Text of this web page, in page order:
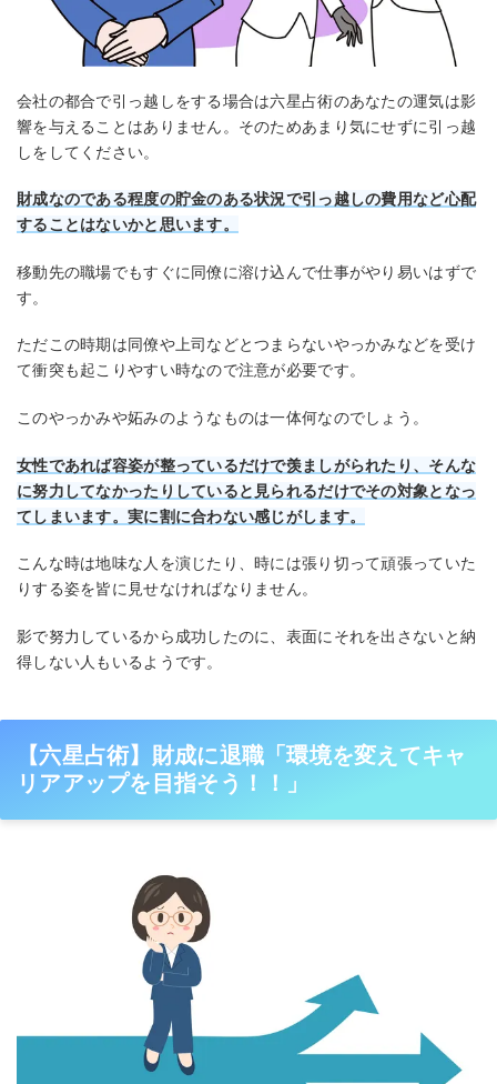
会社の都合で引っ越しをする場合は六星占術のあなたの運気は影
響を与えることはありません。そのためあまり気にせずに引っ越
しをしてください。
財成なのである程度の貯金のある状況で引っ越しの費用など心配
することはないかと思います。
移動先の職場でもすぐに同僚に溶け込んで仕事がやり易いはずで
す。
ただこの時期は同僚や上司などとつまらないやっかみなどを受け
て衝突も起こりやすい時なので注意が必要です。
このやっかみや妬みのようなものは一体何なのでしょう。
女性であれば容姿が整っているだけで羡ましがられたり、そんな
に努力してなかったりしていると見られるだけでその対象となっ
てしまいます。実に割に合わない感じがします。
こんな時は地味な人を演じたり、時には張り切って頑張っていた
りする姿を皆に見せなければなりません。
影で努力しているから成功したのに、表面にそれを出さないと納
得しない人もいるようです。
【六星占術】財成に退職「環境を変えてキャ
リアアップを目指そう！！」